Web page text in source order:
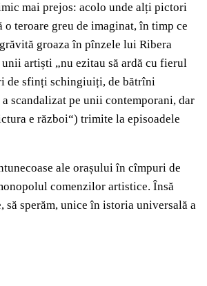
mai prejos: acolo unde alți pictori
teroare greu de imaginat, în timp ce
groaza în pînzele lui Ribera
artiști „nu ezitau să ardă cu fierul
de sfinți schingiuiți, de bătrîni
scandalizat pe unii contemporani, dar
e război“) trimite la episoadele
ale orașului în cîmpuri de
comenzilor artistice. Însă
să sperăm, unice în istoria universală a